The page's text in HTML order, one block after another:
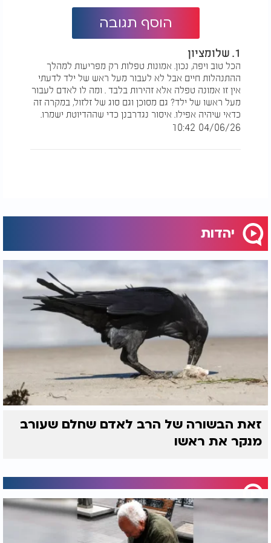
ומה גם שאמונות טפלות אלו גורמות לריב ומדנים בין
משפחות ישראל. ומעשים בכל יום עינינו הרואות
שמבקרות יולדות וכלות אשה את רעותה, ואינן נפגעות
במאומה, ואין שטן ואין פגע רע.
לכן אסור להעלות על הדעת הזיות טפלות אלה, ויש
לפרסם שדברי הבל הם. לא ירעו ולא ישחיתו. ודברי פי
חכם חן.
נבוכים
בברכת התורה,
לחצו כאן לקריאת הטור המלא ועוד טורים מגדולי
הרבנים והמרצים במגזין "מאירים את השבת" של ערוץ
הוסף תגובה
1. שלומציון
הכל טוב ויפה, נכון. אמונות טפלות רק מפריעות למהלך
ההתנהלות חיים אבל לא לעבור מעל ראש של ילד לדעתי
אין זו אמונה טפלה אלא זהירות בלבד . ומה לו לאדם לעבור
מעל ראשו של ילד? גם מסוכן וגם סוג של זלזול, במקרה זה
כדאי שיהיה אפילו. איסור נגדרבנן כדי שההדיוטת ישמרו.
04/06/26 10:42
יהדות
זאת הבשורה של הרב לאדם שחלם שעורב
מנקר את ראשו